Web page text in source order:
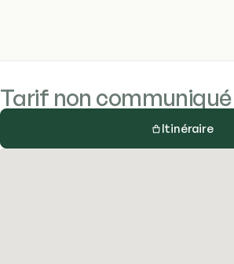
Tarif non communiqué
Itinéraire